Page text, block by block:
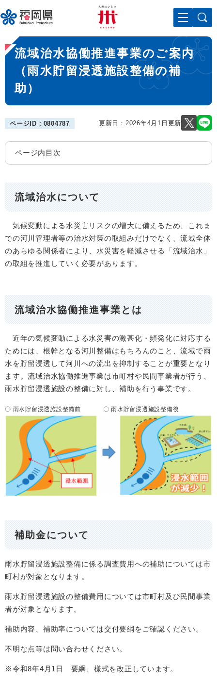
ー
ジ
先
頭
メニューを飛ばして本文へ
本
文
流域治水協働推進事業のご案内
（雨水貯留浸透施設整備の補
助）
ページID：0804787 更新日：2026年4月1日更新
ページ内目次
流域治水について
気候変動による水災害リスクの増大に備えるため、これま
での河川管理者等の治水対策の取組みだけでなく、流域全体
のあらゆる関係者により、水災害を軽減させる「流域治水」
の取組を推進していく必要があります。
流域治水協働推進事業とは
近年の気候変動による水災害の激甚化・頻発化に対応する
ためには、根幹となる河川整備はもちろんのこと、流域で雨
水を貯留浸透して河川への流出を抑制することが重要となり
ます。流域治水協働推進事業は市町村や民間事業者が行う、
雨水貯留浸透施設の整備に対し、補助を行う事業です。
〇 雨水貯留浸透施設整備前 〇 雨水貯留浸透施設整備後
補助金について
雨水貯留浸透施設整備に係る調査費用への補助については市
町村が対象となります。
雨水貯留浸透施設の整備費用については市町村及び民間事業
者が対象となります。
補助内容、補助率については交付要綱をご確認ください。
不明な点等は問い合わせください。
※令和8年4月1日 要綱、様式を改正しています。